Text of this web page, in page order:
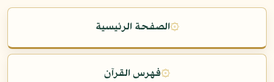
۞الصفحة الرئيسية
۞فهرس القرآن